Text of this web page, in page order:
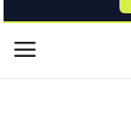
Contact